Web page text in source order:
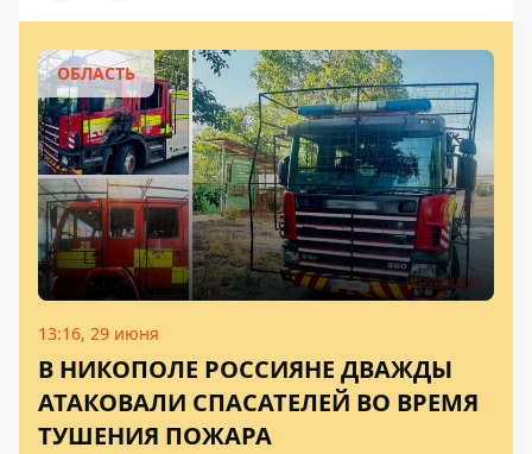
ОБЛАСТЬ
13:16, 29 июня
В НИКОПОЛЕ РОССИЯНЕ ДВАЖДЫ
АТАКОВАЛИ СПАСАТЕЛЕЙ ВО ВРЕМЯ
ТУШЕНИЯ ПОЖАРА